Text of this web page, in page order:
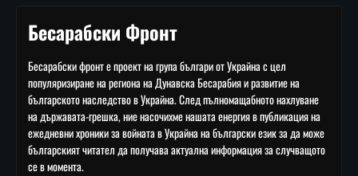
Бесарабски Фронт
Бесарабски фронт е проект на група българи от Украйна с цел
популяризиране на региона на Дунавска Бесарабия и развитие на
българското наследство в Украйна. След пълномащабното нахлуване
на държавата-грешка, ние насочихме нашата енергия в публикация на
ежедневни хроники за войната в Украйна на български език за да може
българският читател да получава актуална информация за случващото
се в момента.